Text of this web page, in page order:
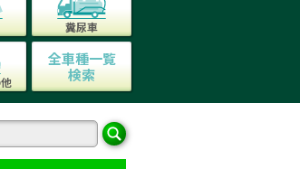
糞尿車
全車種一覧
検索